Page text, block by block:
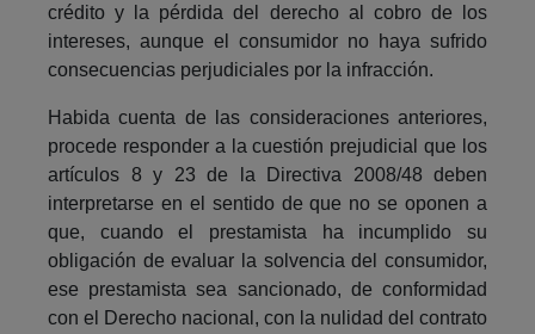
crédito y la pérdida del derecho al cobro de los
intereses, aunque el consumidor no haya sufrido
consecuencias perjudiciales por la infracción.
Habida cuenta de las consideraciones anteriores,
procede responder a la cuestión prejudicial que los
artículos 8 y 23 de la Directiva 2008/48 deben
interpretarse en el sentido de que no se oponen a
que, cuando el prestamista ha incumplido su
obligación de evaluar la solvencia del consumidor,
ese prestamista sea sancionado, de conformidad
con el Derecho nacional, con la nulidad del contrato